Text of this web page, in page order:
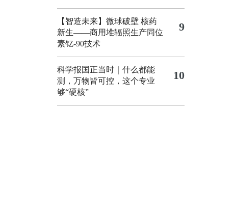
【智造未来】微球破壁 核药
新生——商用堆辐照生产同位
素钇-90技术
9
科学报国正当时｜什么都能
测，万物皆可控，这个专业
够“硬核”
10